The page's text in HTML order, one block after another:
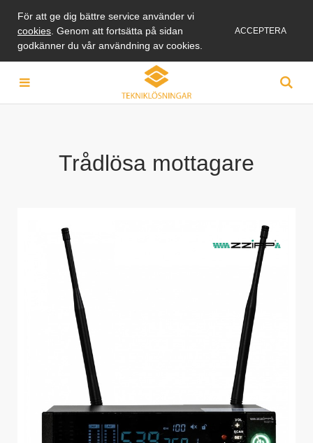
För att ge dig bättre service använder vi
cookies . Genom att fortsätta på sidan
godkänner du vår användning av cookies.
ACCEPTERA
Trådlösa mottagare